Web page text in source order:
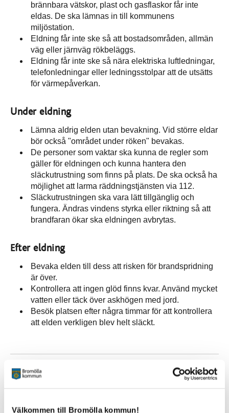
Välkommen till Bromölla kommun!
brännbara vätskor, plast och gasflaskor får inte
eldas. De ska lämnas in till kommunens
miljöstation.
Eldning får inte ske så att bostadsområden, allmän
väg eller järnväg rökbeläggs.
Eldning får inte ske så nära elektriska luftledningar,
telefonledningar eller ledningsstolpar att de utsätts
för värmepåverkan.
Under eldning
Lämna aldrig elden utan bevakning. Vid större eldar
bör också "området under röken" bevakas.
De personer som vaktar ska kunna de regler som
gäller för eldningen och kunna hantera den
släckutrustning som finns på plats. De ska också ha
möjlighet att larma räddningstjänsten via 112.
Släckutrustningen ska vara lätt tillgänglig och
fungera. Ändras vindens styrka eller riktning så att
brandfaran ökar ska eldningen avbrytas.
Efter eldning
Bevaka elden till dess att risken för brandspridning
är över.
Kontrollera att ingen glöd finns kvar. Använd mycket
vatten eller täck över askhögen med jord.
Besök platsen efter några timmar för att kontrollera
att elden verkligen blev helt släckt.
Valborgseldar
information. Du kan också söka tillstånd direkt via